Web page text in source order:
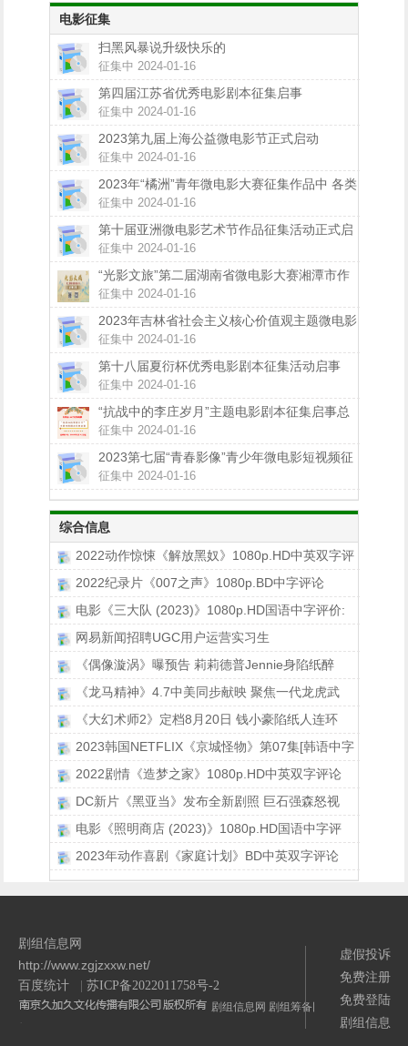
电影征集
扫黑风暴说升级快乐的
征集中 2024-01-16
第四届江苏省优秀电影剧本征集启事
征集中 2024-01-16
2023第九届上海公益微电影节正式启动
征集中 2024-01-16
2023年“橘洲”青年微电影大赛征集作品中 各类
大奖等你拿！
征集中 2024-01-16
第十届亚洲微电影艺术节作品征集活动正式启
动
征集中 2024-01-16
“光影文旅”第二届湖南省微电影大赛湘潭市作
品征集正在进行中
征集中 2024-01-16
2023年吉林省社会主义核心价值观主题微电影
（微视频）征集展示活动公告
征集中 2024-01-16
第十八届夏衍杯优秀电影剧本征集活动启事
征集中 2024-01-16
“抗战中的李庄岁月”主题电影剧本征集启事总
奖金100万
征集中 2024-01-16
2023第七届“青春影像”青少年微电影短视频征
集展示活动来啦
征集中 2024-01-16
综合信息
2022动作惊悚《解放黑奴》1080p.HD中英双字评
2022纪录片《007之声》1080p.BD中字评论
电影《三大队 (2023)》1080p.HD国语中字评价:
网易新闻招聘UGC用户运营实习生
《偶像漩涡》曝预告 莉莉德普Jennie身陷纸醉
《龙马精神》4.7中美同步献映 聚焦一代龙虎武
《大幻术师2》定档8月20日 钱小豪陷纸人连环
2023韩国NETFLIX《京城怪物》第07集[韩语中字
2022剧情《造梦之家》1080p.HD中英双字评论
DC新片《黑亚当》发布全新剧照 巨石强森怒视
电影《照明商店 (2023)》1080p.HD国语中字评
2023年动作喜剧《家庭计划》BD中英双字评论
剧组信息网
http://www.zgjzxxw.net/
百度统计 苏ICP备2022011758号-2
剧组信息网 剧组筹备网
/>
虚假投诉
免费注册
免费登陆
剧组信息